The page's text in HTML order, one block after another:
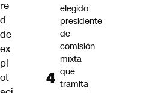
re
d
de
ex
pl
ot
elegido
presidente
de
comisión
mixta
que
tramita